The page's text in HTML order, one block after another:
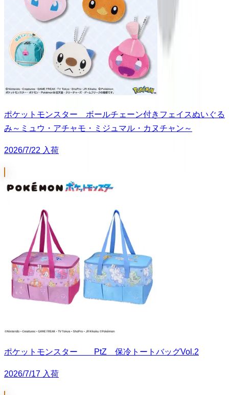
ポケットモンスター ボールチェーン付きフェイスぬいぐる
み～ミュウ・アチャモ・ミジュマル・カヌチャン～
2026/7/22 入荷
ポケットモンスター PtZ 保冷トートバッグVol.2
2026/7/17 入荷